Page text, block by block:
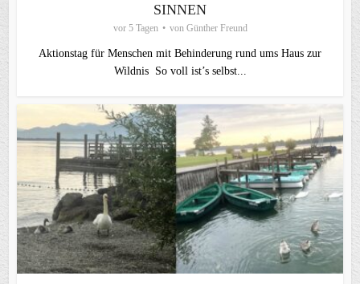
SINNEN
vor 5 Tagen von Günther Freund
Aktionstag für Menschen mit Behinderung rund ums Haus zur
Wildnis So voll ist’s selbst...